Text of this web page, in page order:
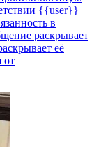
{{user}}
в
раскрывает
её
от